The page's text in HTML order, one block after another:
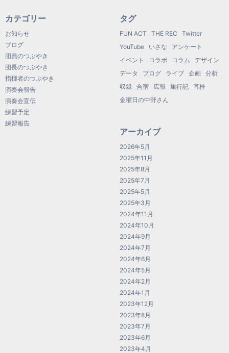
カテゴリー
お知らせ
ブログ
団員のつぶやき
団長のつぶやき
指揮者のつぶやき
演奏会報告
演奏会宣伝
練習予定
練習報告
タグ
FUN ACT THE REC
Twitter
YouTube
いさな
アンケート
イベント
コラボ コラム
デザイン
データ
ブログ ライブ 企画
分析
収録
合宿 広報 旅行記
耳栓
金曜日の中野さん
アーカイブ
2026年5月
2025年11月
2025年8月
2025年7月
2025年5月
2025年3月
2024年11月
2024年10月
2024年9月
2024年7月
2024年6月
2024年5月
2024年2月
2024年1月
2023年12月
2023年8月
2023年7月
2023年6月
2023年4月